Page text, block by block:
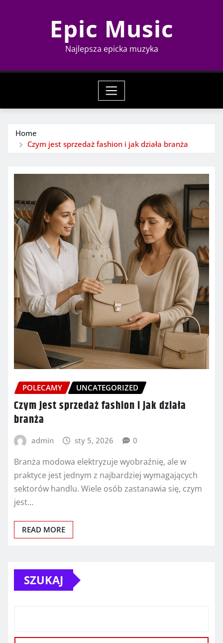
Epic Music
Najlepsza epicka muzyka
Home
Czym jest sprzedaż fashion i jak działa branża
POLECAMY UNCATEGORIZED
Czym jest sprzedaż fashion i jak działa
branża
admin sty 5, 2026 0
Branża modowa elektryzuje wyobraźnię, ale w
praktyce jest jednym z najbardziej wymagających
sektorów handlu. Wiele osób zastanawia się, czym
jest…
READ MORE
SZUKAJ